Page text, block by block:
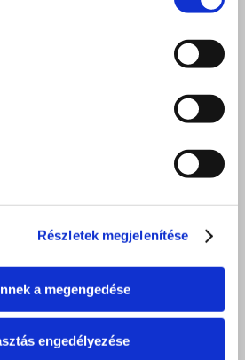
Részletek megjelenítése
a megengedése
engedélyezése
vendéglátás ágazat
nézni a Séfek séfe műsort? A
az érzést adom, amikor a
Mindig emberek között
sem kell törődnöd ezentúl.
| Turizmus - vendéglátás
azonosító száma:
képzés az alábbi formában